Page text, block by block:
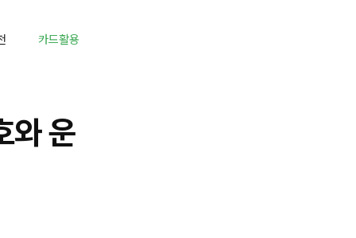
카드활용
와 운